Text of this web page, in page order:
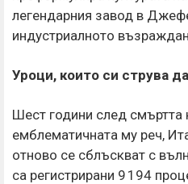
легендарния завод в
индустриалното
Уроци, които си струва
Шест години след смъртта
емблематичната му реч,
отново се сблъскват с
са регистрирани 9 194